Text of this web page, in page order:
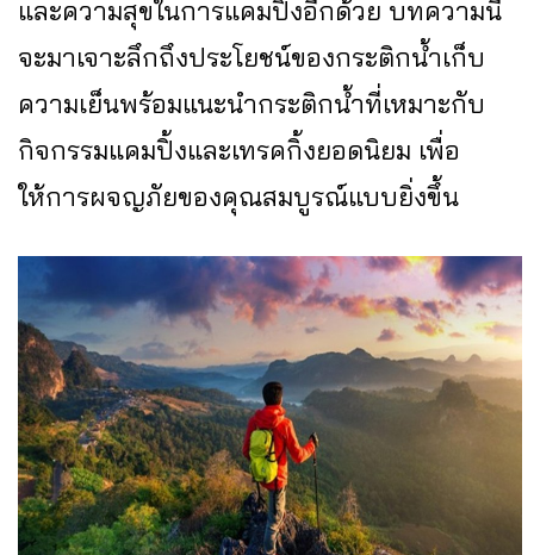
และความสุขในการแคมปิ้งอีกด้วย บทความนี้
จะมาเจาะลึกถึงประโยชน์ของกระติกน้ำเก็บ
ความเย็นพร้อมแนะนำกระติกน้ำที่เหมาะกับ
กิจกรรมแคมปิ้งและเทรคกิ้งยอดนิยม เพื่อ
ให้การผจญภัยของคุณสมบูรณ์แบบยิ่งขึ้น